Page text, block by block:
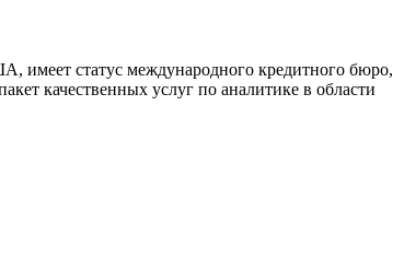
имеет статус международного кредитного бюро,
качественных услуг по аналитике в области